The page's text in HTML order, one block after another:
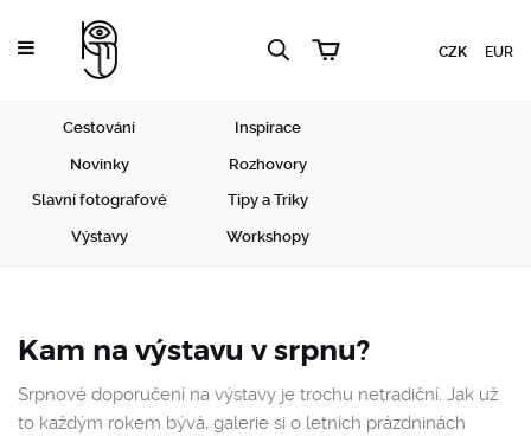
CZK EUR
Cestování Inspirace
Novinky Rozhovory
Slavní fotografové Tipy a Triky
Výstavy Workshopy
Kam na výstavu v srpnu?
Srpnové doporučení na výstavy je trochu netradiční. Jak už
to každým rokem bývá, galerie si o letních prázdninách